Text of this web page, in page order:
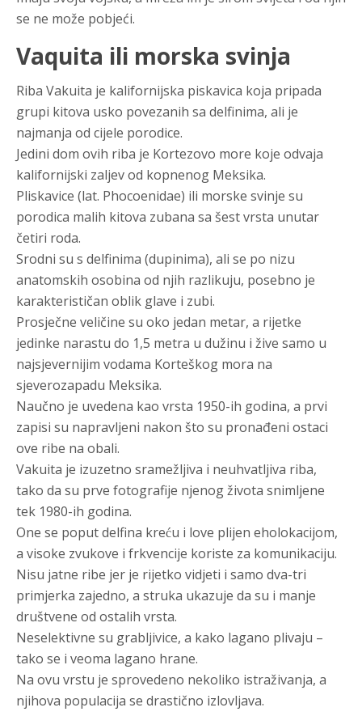
se ne može pobjeći.
Vaquita ili morska svinja
Riba Vakuita je kalifornijska piskavica koja pripada
grupi kitova usko povezanih sa delfinima, ali je
najmanja od cijele porodice.
Jedini dom ovih riba je Kortezovo more koje odvaja
kalifornijski zaljev od kopnenog Meksika.
Pliskavice (lat. Phocoenidae) ili morske svinje su
porodica malih kitova zubana sa šest vrsta unutar
četiri roda.
Srodni su s delfinima (dupinima), ali se po nizu
anatomskih osobina od njih razlikuju, posebno je
karakterističan oblik glave i zubi.
Prosječne veličine su oko jedan metar, a rijetke
jedinke narastu do 1,5 metra u dužinu i žive samo u
najsjevernijim vodama Korteškog mora na
sjeverozapadu Meksika.
Naučno je uvedena kao vrsta 1950-ih godina, a prvi
zapisi su napravljeni nakon što su pronađeni ostaci
ove ribe na obali.
Vakuita je izuzetno sramežljiva i neuhvatljiva riba,
tako da su prve fotografije njenog života snimljene
tek 1980-ih godina.
One se poput delfina kreću i love plijen eholokacijom,
a visoke zvukove i frkvencije koriste za komunikaciju.
Nisu jatne ribe jer je rijetko vidjeti i samo dva-tri
primjerka zajedno, a struka ukazuje da su i manje
društvene od ostalih vrsta.
Neselektivne su grabljivice, a kako lagano plivaju –
tako se i veoma lagano hrane.
Na ovu vrstu je sprovedeno nekoliko istraživanja, a
njihova populacija se drastično izlovljava.